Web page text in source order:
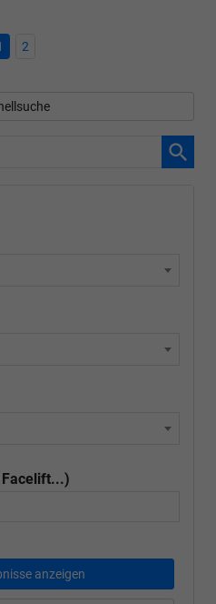
2
Facelift...)
anzeigen